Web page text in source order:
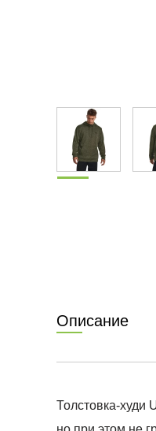
Описание
Толстовка-худи